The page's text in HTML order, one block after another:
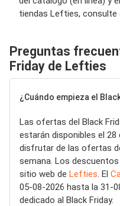
tiendas Lefties, consulte
Preguntas
Friday de Lefties
¿Cuándo empieza el
Las ofertas del Black
estarán disponibles el 28
disfrutar de las ofertas
semana. Los
sitio web de Lefties. El
05-08-2026 hasta la 31-
dedicado al Black Friday.